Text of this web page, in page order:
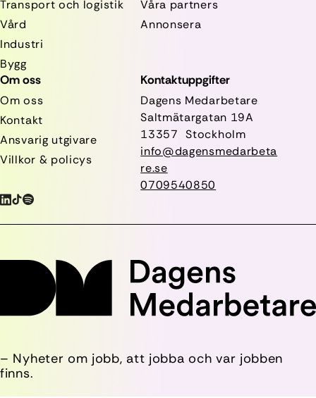
Transport och logistik
Vård
Industri
Bygg
Våra partners
Annonsera
Om oss
Om oss
Kontakt
Ansvarig utgivare
Villkor & policys
Kontaktuppgifter
Dagens Medarbetare
Saltmätargatan 19A
13357 Stockholm
info@dagensmedarbeta
re.se
0709540850
– Nyheter om jobb, att jobba och var jobben
finns.